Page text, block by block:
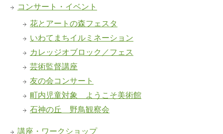
コンサート・イベント
花とアートの森フェスタ
いわてまちイルミネーション
カレッジオブロック／フェス
芸術監督講座
友の会コンサート
町内児童対象 ようこそ美術館
石神の丘 野鳥観察会
講座・ワークショップ